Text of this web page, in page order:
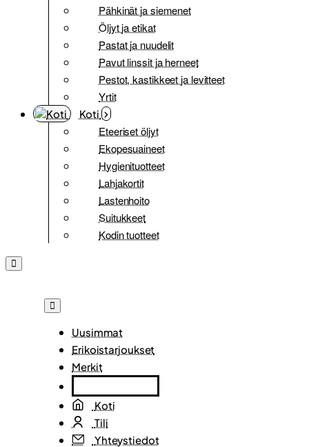
Pähkinät ja siemenet
Öljyt ja etikat
Pastat ja nuudelit
Pavut linssit ja herneet
Pestot, kastikkeet ja levitteet
Yrtit
Koti
Eteeriset öljyt
Ekopesuaineet
Hygienituotteet
Lahjakortit
Lastenhoito
Suitukkeet
Kodin tuotteet
Uusimmat
Erikoistarjoukset
Merkit
Koti
Tili
Yhteystiedot